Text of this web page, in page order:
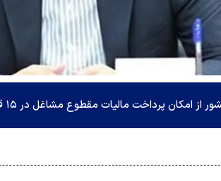
پرداخت مالیات مقطوع مشاغل در ۱۵ قسط خبر داده است.